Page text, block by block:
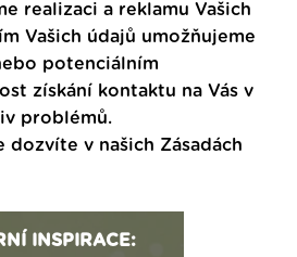
realizaci a reklamu Vašich
Vašich údajů umožňujeme
potenciálním
získání kontaktu na Vás v
problémů.
dozvíte v našich Zásadách
INSPIRACE: